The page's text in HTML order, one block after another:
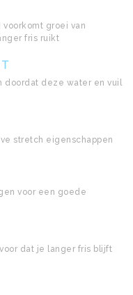
groei van
fris ruikt
doordat deze water en vuil
stretch eigenschappen
voor een goede
dat je langer fris blijft